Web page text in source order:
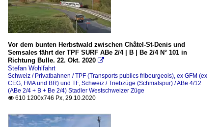
Vor dem bunten Herbstwald zwischen Châtel-St-Denis und
Semsales fährt der TPF SURF ABe 2/4 | B | Be 2/4 N° 101 in
Richtung Bulle. 22. Okt. 2020 
Stefan Wohlfahrt
Schweiz / Privatbahnen / TPF (Transports publics fribourgeois), ex GFM (ex
CEG, FMA und BR) und TF, Schweiz / Triebzüge (Schmalspur) / ABe 4/12
(ABe 2/4 + B + Be 2/4) Stadler Westschweizer Züge
 610 1200x746 Px, 29.10.2020